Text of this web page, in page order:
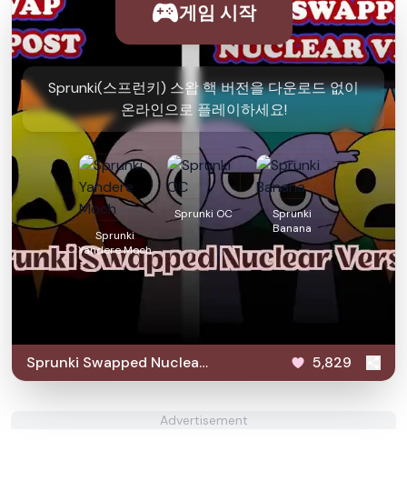
게임 시작
Sprunki(스프런키) 스왑 핵 버전을 다운로드 없이
온라인으로 플레이하세요!
Sprunki
Yandere Moch
Sprunki OC
Sprunki
Banana
Sprunki Swapped Nuclear
Version
5,829
Advertisement